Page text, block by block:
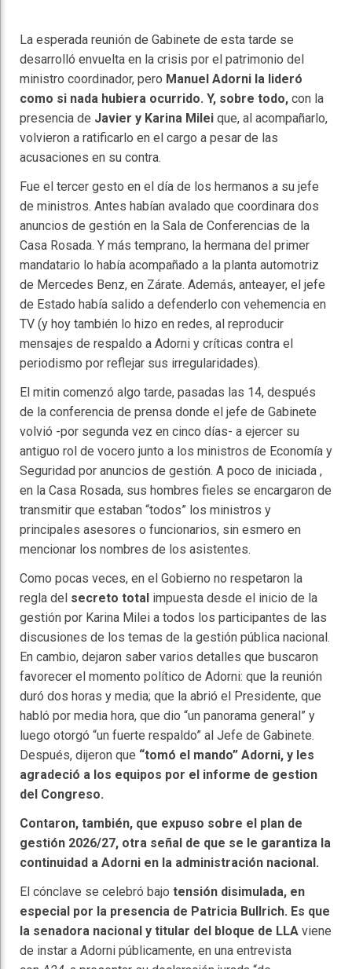
La esperada reunión de Gabinete de esta tarde se
desarrolló envuelta en la crisis por el patrimonio del
ministro coordinador, pero Manuel Adorni la lideró
como si nada hubiera ocurrido. Y, sobre todo, con la
presencia de Javier y Karina Milei que, al acompañarlo,
volvieron a ratificarlo en el cargo a pesar de las
acusaciones en su contra.
Fue el tercer gesto en el día de los hermanos a su jefe
de ministros. Antes habían avalado que coordinara dos
anuncios de gestión en la Sala de Conferencias de la
Casa Rosada. Y más temprano, la hermana del primer
mandatario lo había acompañado a la planta automotriz
de Mercedes Benz, en Zárate. Además, anteayer, el jefe
de Estado había salido a defenderlo con vehemencia en
TV (y hoy también lo hizo en redes, al reproducir
mensajes de respaldo a Adorni y críticas contra el
periodismo por reflejar sus irregularidades).
El mitin comenzó algo tarde, pasadas las 14, después
de la conferencia de prensa donde el jefe de Gabinete
volvió -por segunda vez en cinco días- a ejercer su
antiguo rol de vocero junto a los ministros de Economía y
Seguridad por anuncios de gestión. A poco de iniciada ,
en la Casa Rosada, sus hombres fieles se encargaron de
transmitir que estaban “todos” los ministros y
principales asesores o funcionarios, sin esmero en
mencionar los nombres de los asistentes.
Como pocas veces, en el Gobierno no respetaron la
regla del secreto total impuesta desde el inicio de la
gestión por Karina Milei a todos los participantes de las
discusiones de los temas de la gestión pública nacional.
En cambio, dejaron saber varios detalles que buscaron
favorecer el momento político de Adorni: que la reunión
duró dos horas y media; que la abrió el Presidente, que
habló por media hora, que dio “un panorama general” y
luego otorgó “un fuerte respaldo” al Jefe de Gabinete.
Después, dijeron que “tomó el mando” Adorni, y les
agradeció a los equipos por el informe de gestion
del Congreso.
Contaron, también, que expuso sobre el plan de
gestión 2026/27, otra señal de que se le garantiza la
continuidad a Adorni en la administración nacional.
El cónclave se celebró bajo tensión disimulada, en
especial por la presencia de Patricia Bullrich. Es que
la senadora nacional y titular del bloque de LLA viene
de instar a Adorni públicamente, en una entrevista